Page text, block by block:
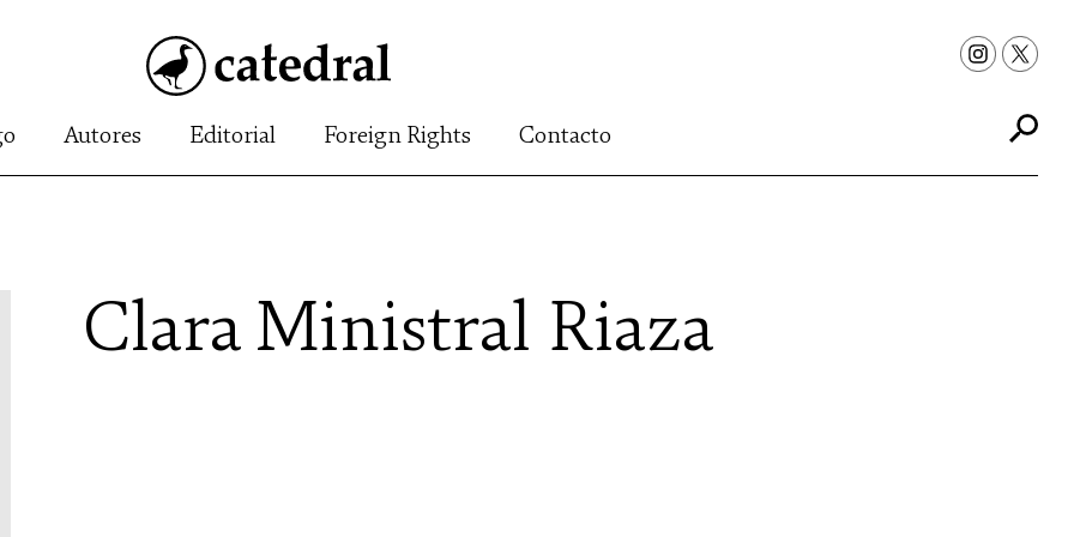
Autores Editorial Foreign Rights Contacto
Clara Ministral Riaza